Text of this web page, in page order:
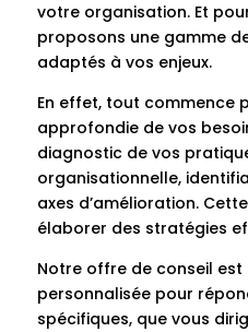
votre organisation. Et
proposons une gamme
adaptés à vos enjeux.
En effet, tout commence
approfondie de vos
diagnostic de vos
organisationnelle,
axes d’amélioration.
élaborer des stratégies
Notre offre de conseil est
personnalisée pour
spécifiques, que vous